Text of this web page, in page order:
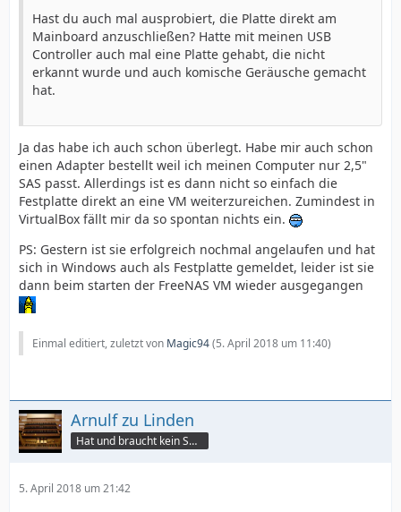
Hast du auch mal ausprobiert, die Platte direkt am
Mainboard anzuschließen? Hatte mit meinen USB
Controller auch mal eine Platte gehabt, die nicht
erkannt wurde und auch komische Geräusche gemacht
hat.
Ja das habe ich auch schon überlegt. Habe mir auch schon
einen Adapter bestellt weil ich meinen Computer nur 2,5"
SAS passt. Allerdings ist es dann nicht so einfach die
Festplatte direkt an eine VM weiterzureichen. Zumindest in
VirtualBox fällt mir da so spontan nichts ein.
PS: Gestern ist sie erfolgreich nochmal angelaufen und hat
sich in Windows auch als Festplatte gemeldet, leider ist sie
dann beim starten der FreeNAS VM wieder ausgegangen
Einmal editiert, zuletzt von Magic94(5. April 2018 um 11:40)
Arnulf zu Linden
Hat und braucht kein Smartphone!
5. April 2018 um 21:42